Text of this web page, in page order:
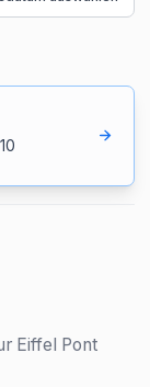
10
Eiffel Pont